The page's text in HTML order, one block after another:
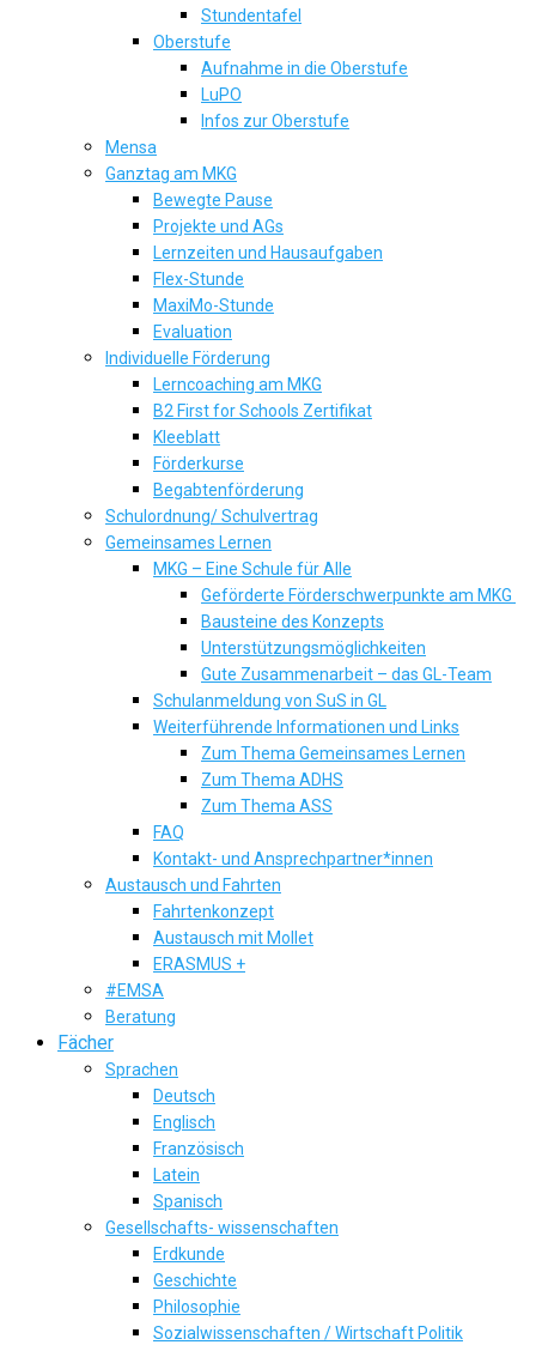
Stundentafel
Oberstufe
Aufnahme in die Oberstufe
LuPO
Infos zur Oberstufe
Mensa
Ganztag am MKG
Bewegte Pause
Projekte und AGs
Lernzeiten und Hausaufgaben
Flex-Stunde
MaxiMo-Stunde
Evaluation
Individuelle Förderung
Lerncoaching am MKG
B2 First for Schools Zertifikat
Kleeblatt
Förderkurse
Begabtenförderung
Schulordnung/ Schulvertrag
Gemeinsames Lernen
MKG – Eine Schule für Alle
Geförderte Förderschwerpunkte am MKG
Bausteine des Konzepts
Unterstützungsmöglichkeiten
Gute Zusammenarbeit – das GL-Team
Schulanmeldung von SuS in GL
Weiterführende Informationen und Links
Zum Thema Gemeinsames Lernen
Zum Thema ADHS
Zum Thema ASS
FAQ
Kontakt- und Ansprechpartner*innen
Austausch und Fahrten
Fahrtenkonzept
Austausch mit Mollet
ERASMUS +
#EMSA
Beratung
Fächer
Sprachen
Deutsch
Englisch
Französisch
Latein
Spanisch
Gesellschafts- wissenschaften
Erdkunde
Geschichte
Philosophie
Sozialwissenschaften / Wirtschaft Politik